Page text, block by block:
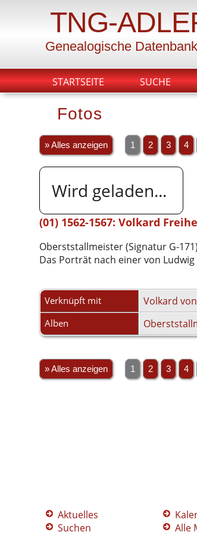
TNG-
Genealogische Datenbank
STARTSEITE SUCHE
Fotos
» Alles anzeigen 1 2 3 4
Wird geladen...
(01) 1562-1567: Volkard
Oberststallmeister (Signatur G-171)
Das Porträt nach einer von
Verknüpft mit Volkard
Alben
» Alles anzeigen 1 2 3 4
Aktuelles
Suchen
Alle